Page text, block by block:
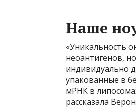
Наше
«Уникальность
неоантигенов,
индивидуально
упакованные в
мРНК в
рассказала